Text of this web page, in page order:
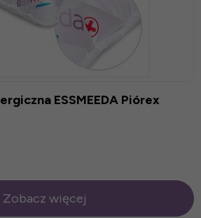
ESSMEEDA Piórex
Zobacz więcej